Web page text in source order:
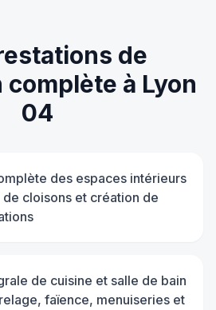
de
complète à Lyon
04
des espaces intérieurs
cloisons et création de
de cuisine et salle de bain
faïence, menuiseries et